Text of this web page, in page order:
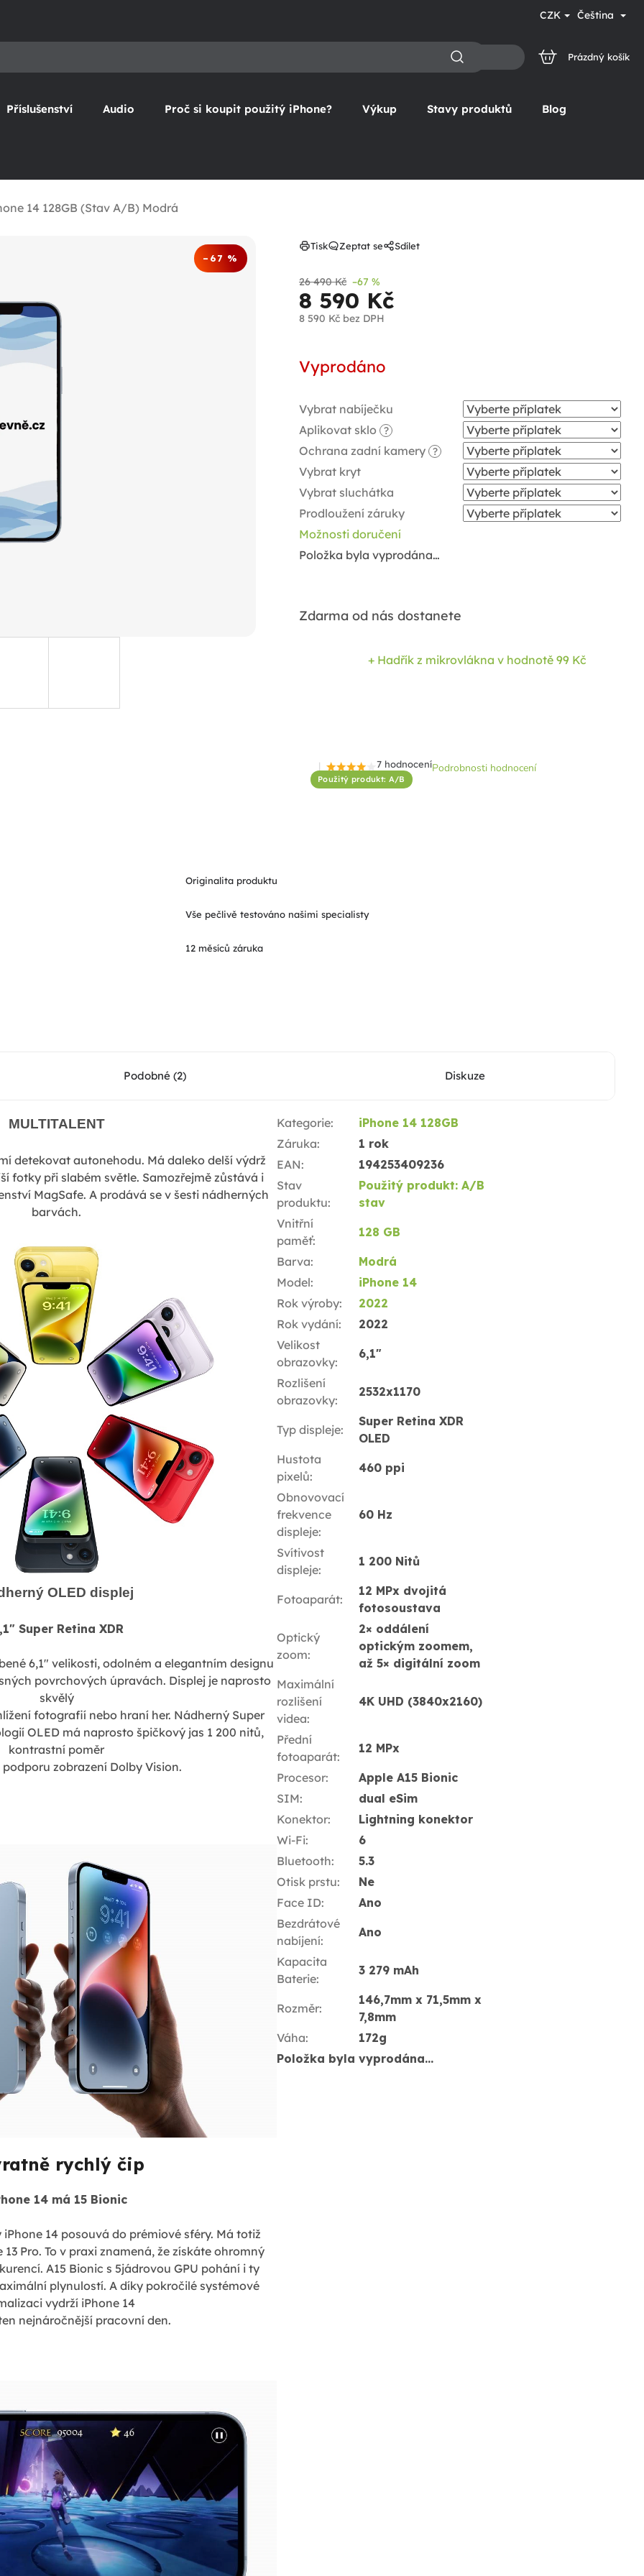
CZK Čeština
NÁKUPNÍ
Prázdný košík
Příslušenství Audio Proč si koupit použitý iPhone? Výkup Stavy produktů Blog
14 128GB (Stav A/B) Modrá
Použitý produkt: A/B
Průměrné
hodnocení
7 hodnoceníPodrobnosti hodnocení
–67 %
26 490 Kč –67 %
8 590 Kč
8 590 Kč bez DPH
cena:
Vyprodáno
Vybrat nabíječku
Aplikovat sklo
?
Ochrana zadní kamery ?
Vybrat kryt
Vybrat sluchátka
Prodloužení záruky
Možnosti doručení
Položka byla vyprodána…
Zdarma od nás dostanete
+ Hadřík z mikrovlákna v hodnotě 99 Kč
Tisk Zeptat se Sdílet
Originalita produktu
Vše pečlivě testováno našimi specialisty
12 měsíců záruka
Podobné (2) Diskuze
MULTITALENT
detekovat autonehodu. Má daleko delší výdrž
fotky při slabém světle. Samozřejmě zůstává i
MagSafe. A prodává se v šesti nádherných
barvách.
OLED displej
Super Retina XDR
6,1" velikosti, odolném a elegantním designu
povrchových úpravách. Displej je naprosto
skvělý
fotografií nebo hraní her. Nádherný Super
OLED má naprosto špičkový jas 1 200 nitů,
kontrastní poměr
podporu zobrazení Dolby Vision.
rychlý čip
14 má 15 Bionic
14 posouvá do prémiové sféry. Má totiž
Pro. To v praxi znamená, že získáte ohromný
A15 Bionic s 5jádrovou GPU pohání i ty
plynulostí. A díky pokročilé systémové
vydrží iPhone 14
nejnáročnější pracovní den.
Kategorie:
iPhone 14 128GB
Záruka:
1 rok
EAN:
194253409236
Stav
produktu:
Použitý produkt: A/B
stav
Vnitřní
paměť:
128 GB
Barva:
Modrá
Model:
iPhone 14
Rok výroby:
2022
Rok vydání:
2022
Velikost
obrazovky:
6,1"
Rozlišení
obrazovky:
2532x1170
Typ displeje:
Super Retina XDR
OLED
Hustota
pixelů:
460 ppi
Obnovovací
frekvence
displeje:
60 Hz
Svítivost
displeje:
1 200 Nitů
Fotoaparát:
12 MPx dvojitá
fotosoustava
Optický
zoom:
2× oddálení
optickým zoomem,
až 5× digitální zoom
Maximální
rozlišení
videa:
4K UHD (3840x2160)
Přední
fotoaparát:
12 MPx
Procesor:
Apple A15 Bionic
SIM:
dual eSim
Konektor:
Lightning konektor
Wi-Fi:
6
Bluetooth:
5.3
Otisk prstu:
Ne
Face ID:
Ano
Bezdrátové
nabíjení:
Ano
Kapacita
Baterie:
3 279 mAh
Rozměr:
146,7mm x 71,5mm x
7,8mm
Váha:
172g
Položka byla vyprodána…